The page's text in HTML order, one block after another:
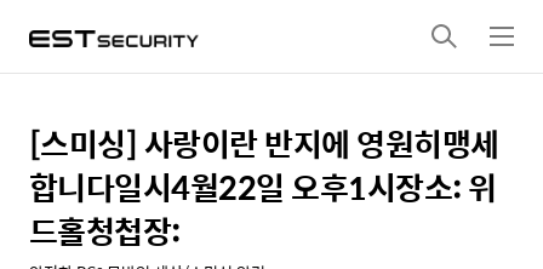
검
색
메
뉴
상
세
컨
텐
본
문
제
목
[스미싱] 사랑이란 반지에 영원히맹세
합니다일시4월22일 오후1시장소: 위
드홀청첩장: